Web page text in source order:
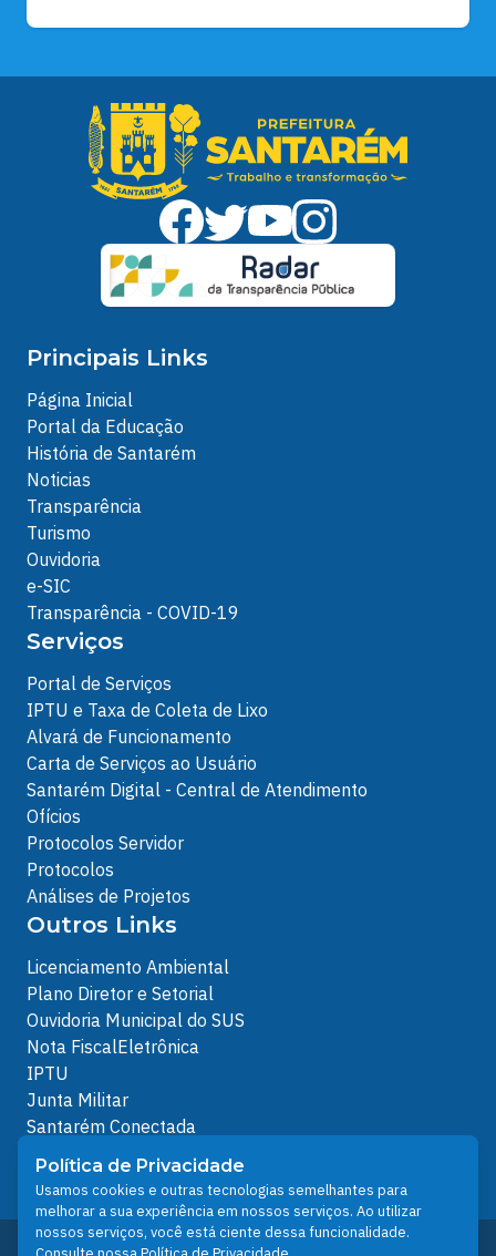
Principais Links
Página Inicial
Portal da Educação
História de Santarém
Noticias
Transparência
Turismo
Ouvidoria
e-SIC
Transparência - COVID-19
Serviços
Portal de Serviços
IPTU e Taxa de Coleta de Lixo
Alvará de Funcionamento
Carta de Serviços ao Usuário
Santarém Digital - Central de Atendimento
Ofícios
Protocolos Servidor
Protocolos
Análises de Projetos
Outros Links
Licenciamento Ambiental
Plano Diretor e Setorial
Ouvidoria Municipal do SUS
Nota FiscalEletrônica
IPTU
Junta Militar
Santarém Conectada
Política de Privacidade
People illustrations by Storyset
Desenvolvido pelo Núcleo Técnico de Gestão de
Política de Privacidade
Usamos cookies e outras tecnologias semelhantes para
melhorar a sua experiência em nossos serviços. Ao utilizar
nossos serviços, você está ciente dessa funcionalidade.